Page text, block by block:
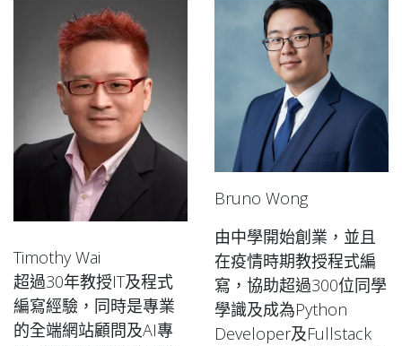
Timothy Wai
超過30年教授IT及程式
編寫經驗，同時是專業
的全端網站顧問及AI專
Bruno Wong
由中學開始創業，並且
在疫情時期教授程式編
寫，協助超過300位同學
學識及成為Python
Developer及Fullstack